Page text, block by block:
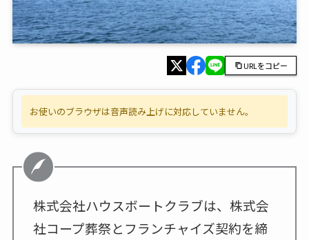
URLをコピー
お使いのブラウザは音声読み上げに対応していません。
株式会社ハウスボートクラブは、株式会
社コープ葬祭とフランチャイズ契約を締